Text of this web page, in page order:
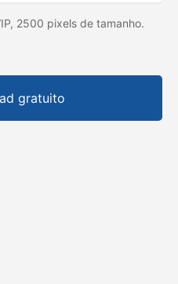
2500 pixels de tamanho.
gratuito